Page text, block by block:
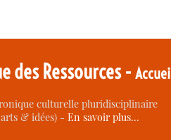
des Ressources -Accueil
culturelle pluridisciplinaire
& idées) -En savoir plus…